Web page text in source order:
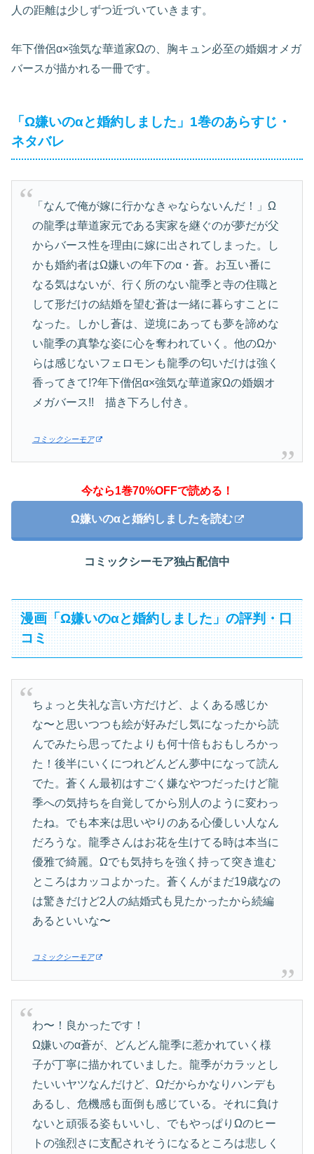
人の距離は少しずつ近づいていきます。
年下僧侶α×強気な華道家Ωの、胸キュン必至の婚姻オメガ
バースが描かれる一冊です。
「Ω嫌いのαと婚約しました」1巻のあらすじ・
ネタバレ
「なんで俺が嫁に行かなきゃならないんだ！」Ω
の龍季は華道家元である実家を継ぐのが夢だが父
からバース性を理由に嫁に出されてしまった。し
かも婚約者はΩ嫌いの年下のα・蒼。お互い番に
なる気はないが、行く所のない龍季と寺の住職と
して形だけの結婚を望む蒼は一緒に暮らすことに
なった。しかし蒼は、逆境にあっても夢を諦めな
い龍季の真摯な姿に心を奪われていく。他のΩか
らは感じないフェロモンも龍季の匂いだけは強く
香ってきて!?年下僧侶α×強気な華道家Ωの婚姻オ
メガバース!! 描き下ろし付き。
コミックシーモア
今なら1巻70%OFFで読める！
Ω嫌いのαと婚約しましたを読む
コミックシーモア独占配信中
漫画「Ω嫌いのαと婚約しました」の評判・口
コミ
ちょっと失礼な言い方だけど、よくある感じか
な〜と思いつつも絵が好みだし気になったから読
んでみたら思ってたよりも何十倍もおもしろかっ
た！後半にいくにつれどんどん夢中になって読ん
でた。蒼くん最初はすごく嫌なやつだったけど龍
季への気持ちを自覚してから別人のように変わっ
たね。でも本来は思いやりのある心優しい人なん
だろうな。龍季さんはお花を生けてる時は本当に
優雅で綺麗。Ωでも気持ちを強く持って突き進む
ところはカッコよかった。蒼くんがまだ19歳なの
は驚きだけど2人の結婚式も見たかったから続編
あるといいな〜
コミックシーモア
わ〜！良かったです！
Ω嫌いのα蒼が、どんどん龍季に惹かれていく様
子が丁寧に描かれていました。龍季がカラッとし
たいいヤツなんだけど、Ωだからかなりハンデも
あるし、危機感も面倒も感じている。それに負け
ないと頑張る姿もいいし、でもやっぱりΩのヒー
トの強烈さに支配されそうになるところは悲しく